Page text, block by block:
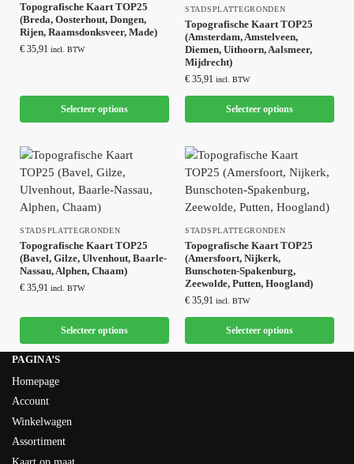
Topografische Kaart TOP25
(Breda, Oosterhout, Dongen,
Rijen, Raamsdonksveer, Made)
€ 35,91 incl. BTW
Selecteer options
STADSPLATTEGRONDEN
Topografische Kaart TOP25
(Amsterdam, Amstelveen,
Diemen, Uithoorn, Aalsmeer,
Mijdrecht)
€ 35,91 incl. BTW
Selecteer options
STADSPLATTEGRONDEN
Topografische Kaart TOP25
(Bavel, Gilze, Ulvenhout, Baarle-
Nassau, Alphen, Chaam)
€ 35,91 incl. BTW
Selecteer options
STADSPLATTEGRONDEN
Topografische Kaart TOP25
(Amersfoort, Nijkerk,
Bunschoten-Spakenburg,
Zeewolde, Putten, Hoogland)
€ 35,91 incl. BTW
Selecteer options
PAGINA’S
Homepage
Account
Winkelwagen
Assortiment